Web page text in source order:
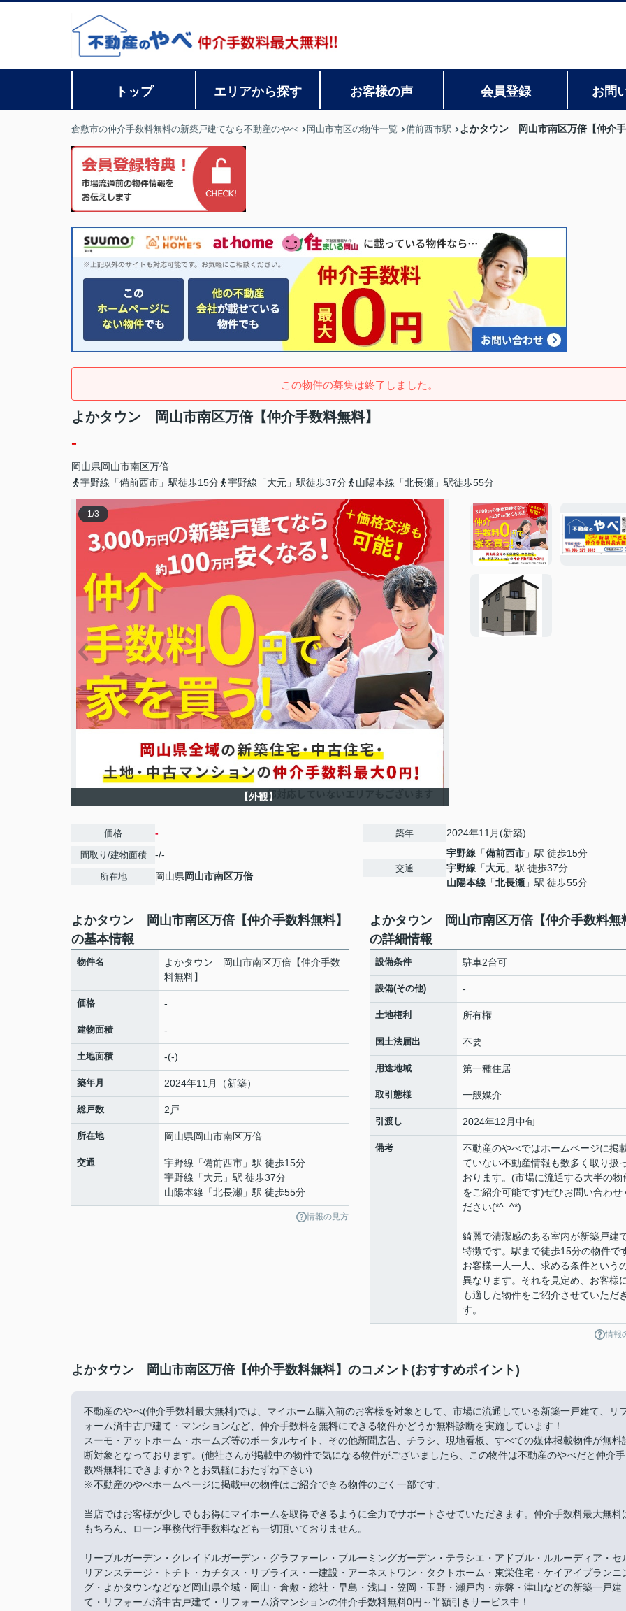
トップ エリアから探す お客様の声 会員登録 お問
倉敷市の仲介手数料無料の新築戸建てなら不動産のやべ 岡山市南区の物件一覧 備前西市駅 よかタウン 岡山市南区万倍【仲介
この物件の募集は終了しました。
よかタウン 岡山市南区万倍【仲介手数料無料】
-
岡山県岡山市南区万倍
宇野線「備前西市」駅徒歩15分
宇野線「大元」駅徒歩37分 山陽本線「北長瀬」駅徒歩55分
1 /3
【外観】
価格 -
間取り/建物面積 -/-
所在地 岡山県岡山市南区万倍
築年 2024年11月(新築)
交通
宇野線 「備前西市 」駅 徒歩15分
宇野線 「大元 」駅 徒歩37分
山陽本線 「北長瀬 」駅 徒歩55分
よかタウン 岡山市南区万倍【仲介手数料無料】
の基本情報
物件名
よかタウン 岡山市南区万倍【仲介手数
料無料】
価格 -
建物面積 -
土地面積 -(-)
築年月 2024年11月（新築）
総戸数 2戸
所在地 岡山県岡山市南区万倍
交通 宇野線 「備前西市 」駅 徒歩15分
宇野線 「大元 」駅 徒歩37分
山陽本線 「北長瀬 」駅 徒歩55分
情報の見方
よかタウン 岡山市南区万倍【仲介手数料無
の詳細情報
設備条件 駐車2台可
設備(その他) -
土地権利 所有権
国土法届出 不要
用途地域 第一種住居
取引態様 一般媒介
引渡し 2024年12月中旬
備考
不動産のやべではホームページに掲
ていない不動産情報も数多く取り扱
おります。(市場に流通する大半の物
をご紹介可能です)ぜひお問い合わせ
ださい(*^_^*)
綺麗で清潔感のある室内が新築戸建
特徴です。駅まで徒歩15分の物件で
お客様一人一人、求める条件という
異なります。それを見定め、お客様
も適した物件をご紹介させていただ
す。
情報
よかタウン 岡山市南区万倍【仲介手数料無料】のコメント(おすすめポイント)
不動産のやべ(仲介手数料最大無料)では、マイホーム購入前のお客様を対象として、市場に流通している新築一戸建て、リ
ォーム済中古戸建て・マンションなど、仲介手数料を無料にできる物件かどうか無料診断を実施しています！
スーモ・アットホーム・ホームズ等のポータルサイト、その他新聞広告、チラシ、現地看板、すべての媒体掲載物件が無料
断対象となっております。(他社さんが掲載中の物件で気になる物件がございましたら、この物件は不動産のやべだと仲介手
数料無料にできますか？とお気軽におたずね下さい)
※不動産のやべホームページに掲載中の物件はご紹介できる物件のごく一部です。
当店ではお客様が少しでもお得にマイホームを取得できるように全力でサポートさせていただきます。仲介手数料最大無料
もちろん、ローン事務代行手数料なども一切頂いておりません。
リーブルガーデン・クレイドルガーデン・グラファーレ・ブルーミングガーデン・テラシエ・アドブル・ルルーディア・セ
リアンステージ・トチト・カチタス・リプライス・一建設・アーネストワン・タクトホーム・東栄住宅・ケイアイプランニ
グ・よかタウンなどなど岡山県全域・岡山・倉敷・総社・早島・浅口・笠岡・玉野・瀬戸内・赤磐・津山などの新築一戸建
て・リフォーム済中古戸建て・リフォーム済マンションの仲介手数料無料0円～半額引きサービス中！